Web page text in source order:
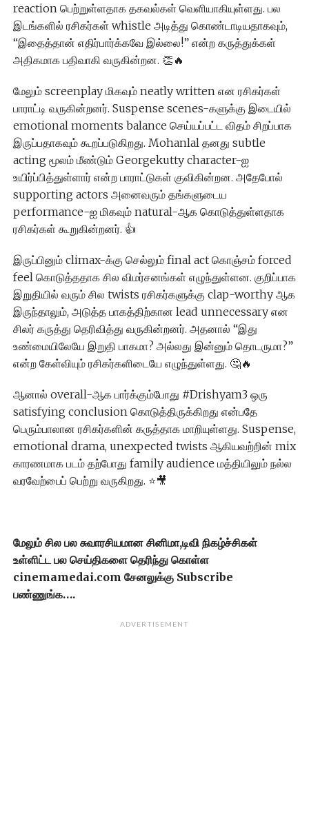
reaction பெற்றுள்ளதாக தகவல்கள் வெளியாகியுள்ளது. பல
இடங்களில் ரசிகர்கள் whistle அடித்து கொண்டாடியதாகவும்,
“இதைத்தான் எதிர்பார்க்கவே இல்லை!” என்ற கருத்துக்கள்
அதிகமாக பதிவாகி வருகின்றன. 👏🔥
மேலும் screenplay மிகவும் neatly written என ரசிகர்கள்
பாராட்டி வருகின்றனர். Suspense scenes-களுக்கு இடையில்
emotional moments balance செய்யப்பட்ட விதம் சிறப்பாக
இருப்பதாகவும் கூறப்படுகிறது. Mohanlal தனது subtle
acting மூலம் மீண்டும் Georgekutty character-ஐ
உயிர்ப்பித்துள்ளார் என்ற பாராட்டுகள் குவிகின்றன. அதேபோல்
supporting actors அனைவரும் தங்களுடைய
performance-ஐ மிகவும் natural-ஆக கொடுத்துள்ளதாக
ரசிகர்கள் கூறுகின்றனர். 👍
இருப்பினும் climax-க்கு செல்லும் final act கொஞ்சம் forced
feel கொடுத்ததாக சில விமர்சனங்கள் எழுந்துள்ளன. குறிப்பாக
இறுதியில் வரும் சில twists ரசிகர்களுக்கு clap-worthy ஆக
இருந்தாலும், அடுத்த பாகத்திற்கான lead unnecessary என
சிலர் கருத்து தெரிவித்து வருகின்றனர். அதனால் “இது
உண்மையிலேயே இறுதி பாகமா? அல்லது இன்னும் தொடருமா?”
என்ற கேள்வியும் ரசிகர்களிடையே எழுந்துள்ளது. 🤔🔥
ஆனால் overall-ஆக பார்க்கும்போது #Drishyam3 ஒரு
satisfying conclusion கொடுத்திருக்கிறது என்பதே
பெரும்பாலான ரசிகர்களின் கருத்தாக மாறியுள்ளது. Suspense,
emotional drama, unexpected twists ஆகியவற்றின் mix
காரணமாக படம் தற்போது family audience மத்தியிலும் நல்ல
வரவேற்பைப் பெற்று வருகிறது. ⭐🎥
மேலும் சில பல சுவாரசியமான சினிமா,டிவி நிகழ்ச்சிகள்
உள்ளிட்ட பல செய்திகளை தெரிந்து கொள்ள
cinemamedai.com சேனலுக்கு Subscribe
பண்ணுங்க….
ADVERTISEMENT